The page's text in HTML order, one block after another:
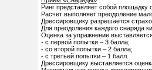
Ринг представляет собой
Расчет выполняет преодоление
Дрессировщику разрешается
Для преодоления каждого снаряда
Оценка за упражнение
- с первой попытки – 3 балла;
- со второй попытки – 2 балла;
- с третьей попытки – 1 балл.
Дрессировщику выставляется